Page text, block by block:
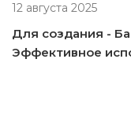
12 августа 2025
Для создания -
Эффективное